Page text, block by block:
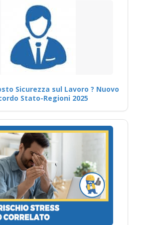
Sicurezza sul Lavoro ? Nuovo
Stato-Regioni 2025